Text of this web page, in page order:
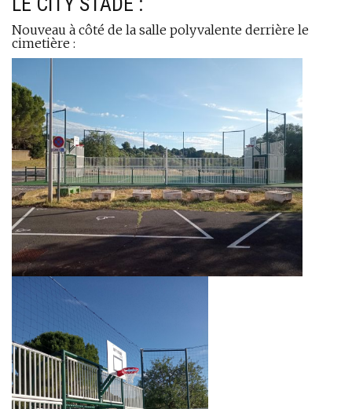
Nouveau à côté de la salle polyvalente derrière le
cimetière :